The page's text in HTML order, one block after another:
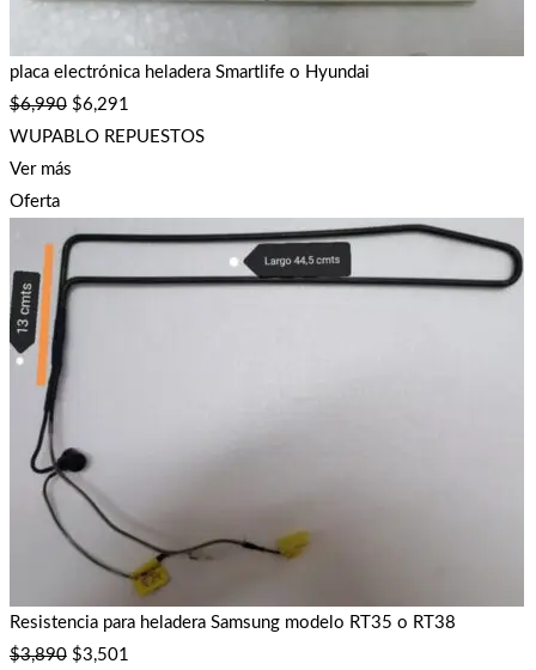
placa electrónica heladera Smartlife o Hyundai
$6,990 $6,291
WUPABLO REPUESTOS
Ver más
Oferta
Resistencia para heladera Samsung modelo RT35 o RT38
$3,890 $3,501